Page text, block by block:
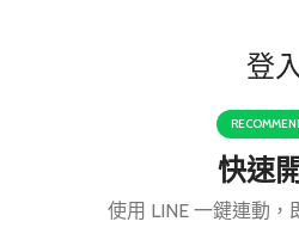
登
快速
使用 LINE 一鍵連動，